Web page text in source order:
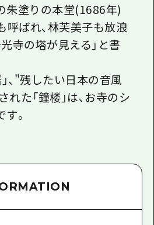
朱塗りの本堂(1686年)
呼ばれ、林芙美子も放浪
寺の塔が見える」と書
」、"残したい日本の音風
た「鐘楼」は、お寺のシ
。